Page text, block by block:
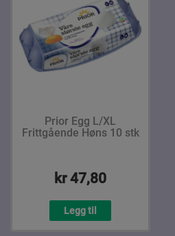
Prior Egg L/XL
Frittgående Høns 10 stk
kr 47,80
Legg til